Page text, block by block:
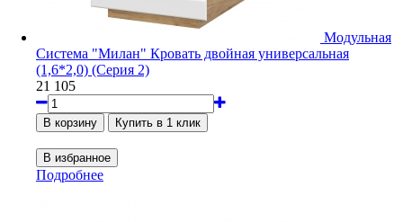
Модульная
Система "Милан" Кровать двойная универсальная
(1,6*2,0) (Серия 2)
21 105
Подробнее